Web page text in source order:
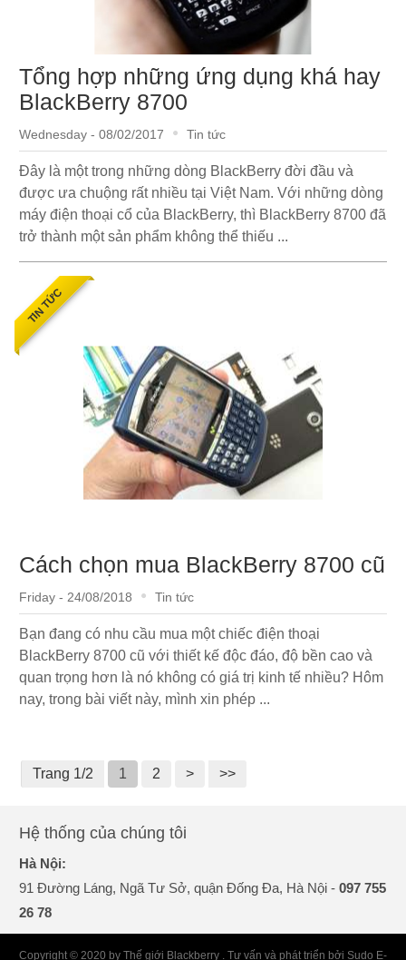
Tổng hợp những ứng dụng khá hay
BlackBerry 8700
Wednesday - 08/02/2017 Tin tức
Đây là một trong những dòng BlackBerry đời đầu và
được ưa chuộng rất nhiều tại Việt Nam. Với những dòng
máy điện thoại cổ của BlackBerry, thì BlackBerry 8700 đã
trở thành một sản phẩm không thể thiếu ...
TIN TỨC
Cách chọn mua BlackBerry 8700 cũ
Friday - 24/08/2018 Tin tức
Bạn đang có nhu cầu mua một chiếc điện thoại
BlackBerry 8700 cũ với thiết kế độc đáo, độ bền cao và
quan trọng hơn là nó không có giá trị kinh tế nhiều? Hôm
nay, trong bài viết này, mình xin phép ...
Trang 1/2 1 2 > >>
Hệ thống của chúng tôi
Hà Nội:
91 Đường Láng, Ngã Tư Sở, quận Đống Đa, Hà Nội -097 755
26 78
Copyright © 2020 by Thế giới Blackberry . Tư vấn và phát triển bởi Sudo E-